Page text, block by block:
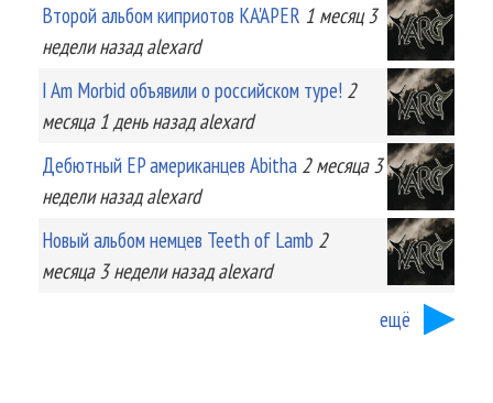
Второй альбом киприотов KA'APER 1 месяц 3
неделиназад alexard
I Am Morbid объявили о российском туре! 2
месяца 1 деньназад alexard
Дебютный EP американцев Abitha 2 месяца 3
неделиназад alexard
Новый альбом немцев Teeth of Lamb 2
месяца 3 неделиназад alexard
ещё